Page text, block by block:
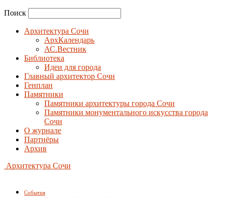
Поиск
Архитектура Сочи
АрхКалендарь
АС.Вестник
Библиотека
Идеи для города
Главный архитектор Сочи
Генплан
Памятники
Памятники архитектуры города Сочи
Памятники монументального искусства города
Сочи
О журнале
Партнёры
Архив
Архитектура Сочи
События